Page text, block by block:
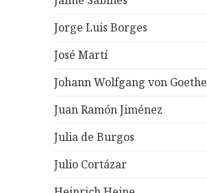
Jorge Luis Borges
José Martí
Johann Wolfgang von Goethe
Juan Ramón Jiménez
Julia de Burgos
Julio Cortázar